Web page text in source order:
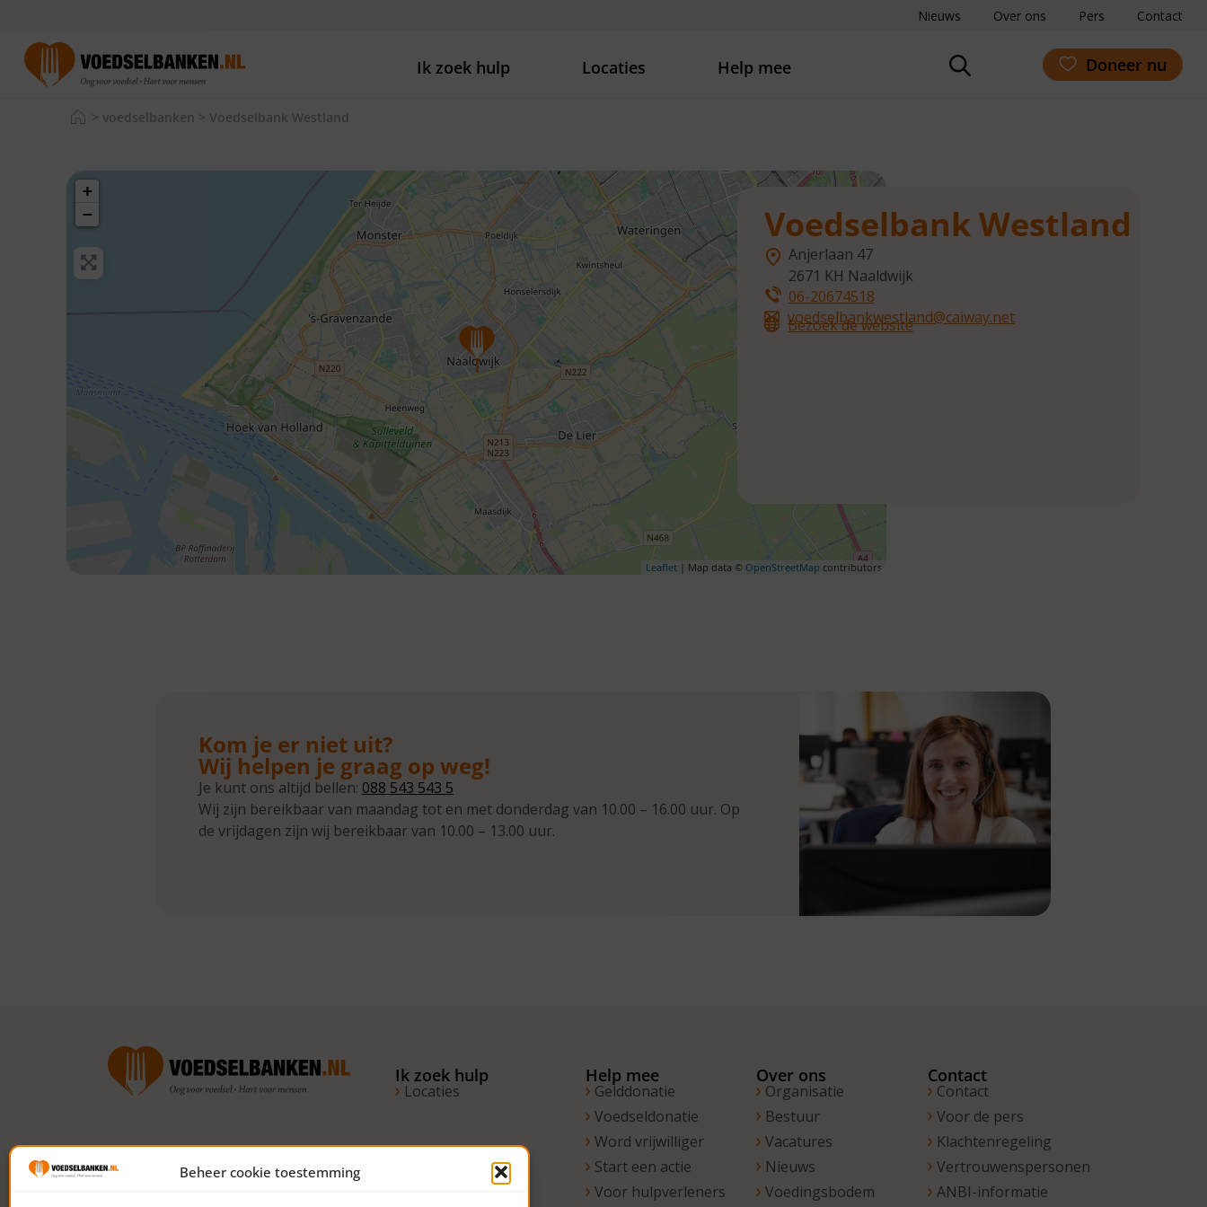
Beheer cookie toestemming
Nieuws Over ons Pers Contact
Ik zoek hulp Locaties Help mee Doneer nu
> voedselbanken > Voedselbank Westland
+
−
Leaflet | Map data © OpenStreetMap contributors
Voedselbank Westland
Anjerlaan 47
2671 KH Naaldwijk
06-20674518
voedselbankwestland@caiway.net
Bezoek de website
Kom je er niet uit?
Wij helpen je graag op weg!
Je kunt ons altijd bellen: 088 543 543 5
Wij zijn bereikbaar van maandag tot en met donderdag van 10.00 – 16.00 uur. Op
de vrijdagen zijn wij bereikbaar van 10.00 – 13.00 uur.
Volg ons op social media
Ik zoek hulp
Locaties
Help mee
Gelddonatie
Voedseldonatie
Word vrijwilliger
Start een actie
Voor hulpverleners
Over ons
Organisatie
Bestuur
Vacatures
Nieuws
Voedingsbodem
Contact
Contact
Voor de pers
Klachtenregeling
Vertrouwenspersonen
ANBI-informatie